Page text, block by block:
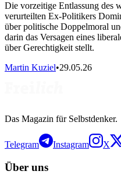
Die vorzeitige Entlassung des
verurteilten Ex-Politikers
über politische Doppelmoral
darin das Versagen eines
über Gerechtigkeit stellt.
Martin Kuziel•29.05.26
Das Magazin für Selbstdenker.
Telegram Instagram X
Über uns